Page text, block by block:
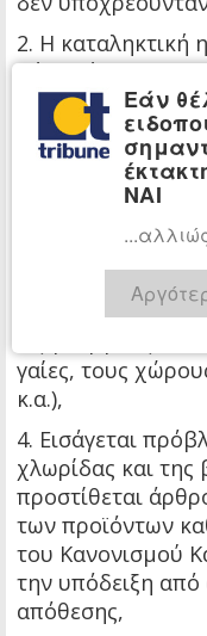
2. Η καταληκτική
δήλωσής του στο
ως η 15η Ιουνίου
Πολιτική
καθαρισμού καθ’
3. Εισάγονται
(εκτός των
συνεχίζει να
γαίες, τους
κ.α.),
4. Εισάγεται
χλωρίδας και της
προστίθεται
των προϊόντων
του Κανονισμού
την υπόδειξη
απόθεσης,
Εάν
ΝΑΙ